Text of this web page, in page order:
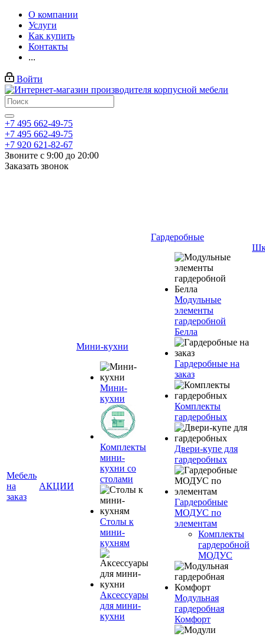
О компании
Услуги
Как купить
Контакты
...
Войти
+7 495 662-49-75
+7 495 662-49-75
+7 920 621-82-67
Звоните с 9:00 до 20:00
Заказать звонок
Мебель
на
заказ
АКЦИИ
Мини-кухни
Мини-
кухни
Комплекты
мини-
кухни со
столами
Столы к
мини-
кухням
Аксессуары
для мини-
кухни
Гардеробные
Модульные
элементы
гардеробной
Белла
Гардеробные на
заказ
Комплекты
гардеробных
Двери-купе для
гардеробных
Гардеробные
МОДУС по
элементам
Комплекты
гардеробной
МОДУС
Модульная
гардеробная
Комфорт